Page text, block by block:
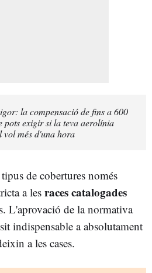
la compensació de fins a 600
pots exigir si la teva aerolínia
vol més d'una hora
de cobertures només
a les races catalogades
L'aprovació de la normativa
indispensable a absolutament
a les cases.